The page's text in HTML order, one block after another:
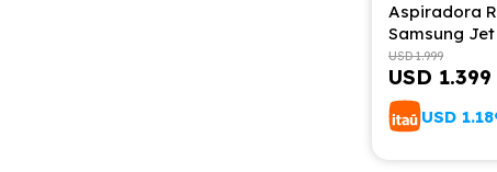
Aspiradora
Samsung
Combo con
Limpieza
USD 1.399
USD 1.999
USD